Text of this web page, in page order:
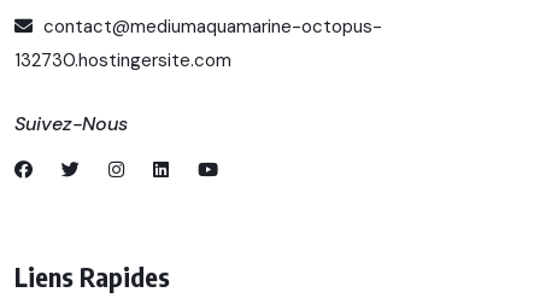
contact@mediumaquamarine-octopus-
132730.hostingersite.com
Suivez-Nous
Liens Rapides